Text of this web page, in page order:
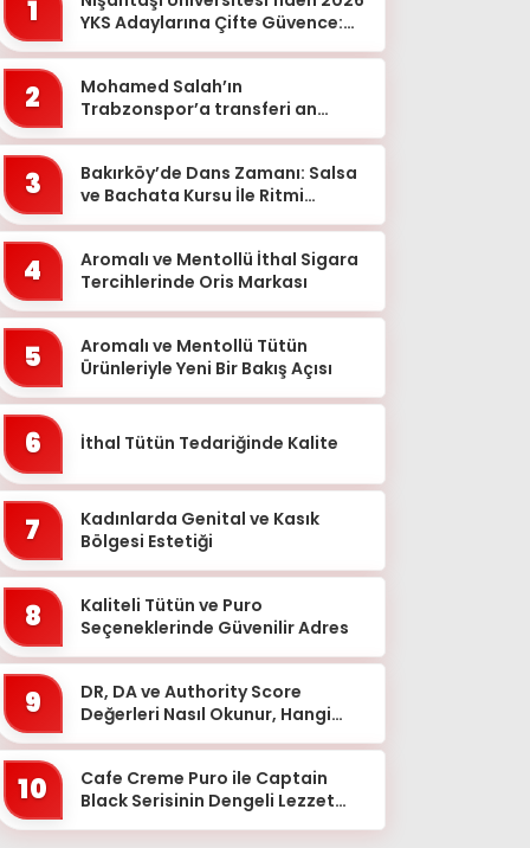
1
YKS Adaylarına Çifte Güvence:
2
Mohamed Salah’ın
Trabzonspor’a transferi an
3
Bakırköy’de Dans Zamanı: Salsa
ve Bachata Kursu İle Ritmi
4
Aromalı ve Mentollü İthal Sigara
Tercihlerinde Oris Markası
5
Aromalı ve Mentollü Tütün
Ürünleriyle Yeni Bir Bakış Açısı
6 İthal Tütün Tedariğinde Kalite
7
Kadınlarda Genital ve Kasık
Bölgesi Estetiği
8
Kaliteli Tütün ve Puro
Seçeneklerinde Güvenilir Adres
9
DR, DA ve Authority Score
Değerleri Nasıl Okunur, Hangi
10
Cafe Creme Puro ile Captain
Black Serisinin Dengeli Lezzet
Amasya
Ankara
Antalya
Ardahan
Artvin
Aydın
Balıkesir
Bartın
Batman
Bayburt
Bilecik
Bingöl
Bitlis
Bolu
Burdur
Bursa
Çanakkale
Çankırı
Çorum
Denizli
Diyarbakır